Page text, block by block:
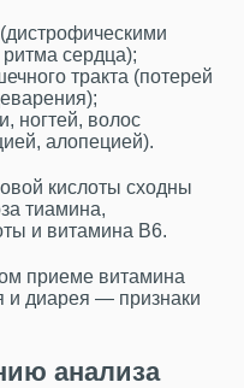
сердца);
тракта (потерей
ногтей, волос
алопецией).
кислоты сходны
тиамина,
и витамина B6.
приеме витамина
и диарея — признаки
анализа